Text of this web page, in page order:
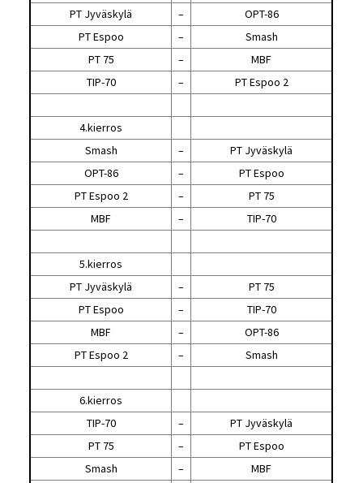
PT Jyväskylä
–
OPT-86
PT Espoo
–
Smash
PT 75
–
MBF
TIP-70
– PT Espoo 2
4.kierros
Smash
–
PT Jyväskylä
OPT-86
–
PT Espoo
PT Espoo 2
–
PT 75
MBF
– TIP-70
5.kierros
PT Jyväskylä
–
PT 75
PT Espoo
–
TIP-70
MBF
–
OPT-86
PT Espoo 2
– Smash
6.kierros
TIP-70
–
PT Jyväskylä
PT 75
–
PT Espoo
Smash
–
MBF